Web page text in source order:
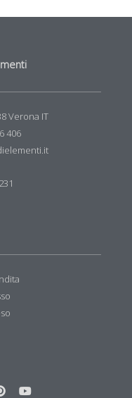
Verona IT
406
o